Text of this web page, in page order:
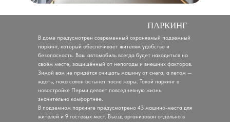
В доме предусмотрен современный охраняемый подземный
паркинг, который обеспечивает жителям удобство и
безопасность. Ваш автомобиль всегда будет находиться на
своём месте, защищённый от непогоды и внешних факторов.
Зимой вам не придётся очищать машину от снега, а летом —
ждать, пока салон остынет после жары. Такой паркинг в
новостройке Перми делает повседневную жизнь
значительно комфортнее.
В подземном паркинге предусмотрено 43 машино-места для
жителей и 9 гостевых мест. Въезд организован отдельно в
ПАРКИНГ